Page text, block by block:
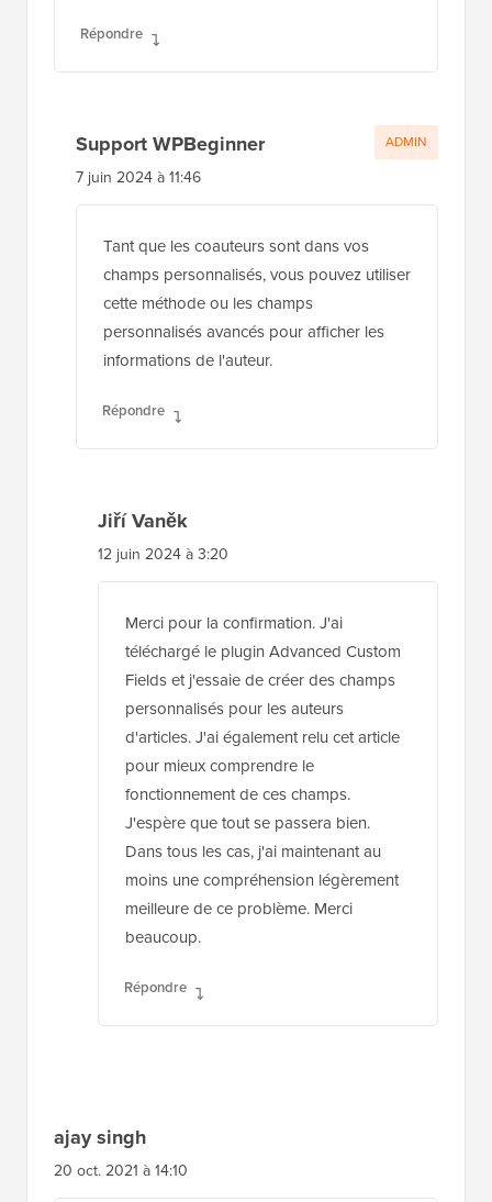
personnalisés avancés pour afficher les
informations de l'auteur.
12 juin 2024 à 3:20
Merci pour la confirmation. J'ai
téléchargé le plugin Advanced Custom
personnalisés pour les auteurs
d'articles. J'ai également relu cet article
J'espère que tout se passera bien.
Dans tous les cas, j'ai maintenant au
moins une compréhension légèrement
meilleure de ce problème. Merci
beaucoup.
Répondre
ajay singh
20 oct. 2021 à 14:10
comment obtenir la valeur d'un champ ACF en
Répondre
Shuvo
6 août 2019 à 14:41